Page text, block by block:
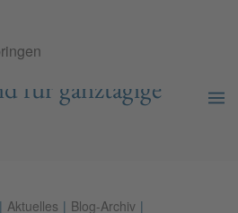
e.V.
für ganztägige
Aktuelles
Blog-Archiv